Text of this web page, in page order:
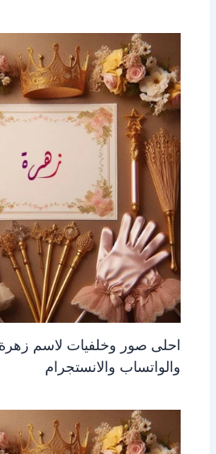
احلى صور وخلفيات لاسم
والواتساب والانستجرام